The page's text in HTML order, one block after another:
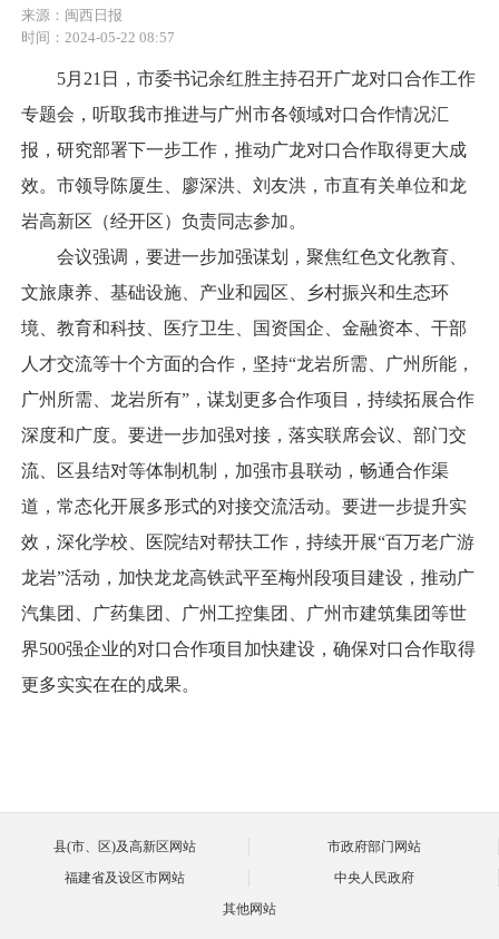
来源：闽西日报
时间：2024-05-22 08:57
5月21日，市委书记余红胜主持召开广龙对口合作工作
专题会，听取我市推进与广州市各领域对口合作情况汇
报，研究部署下一步工作，推动广龙对口合作取得更大成
效。市领导陈厦生、廖深洪、刘友洪，市直有关单位和龙
岩高新区（经开区）负责同志参加。
会议强调，要进一步加强谋划，聚焦红色文化教育、
文旅康养、基础设施、产业和园区、乡村振兴和生态环
境、教育和科技、医疗卫生、国资国企、金融资本、干部
人才交流等十个方面的合作，坚持“龙岩所需、广州所能，
广州所需、龙岩所有”，谋划更多合作项目，持续拓展合作
深度和广度。要进一步加强对接，落实联席会议、部门交
流、区县结对等体制机制，加强市县联动，畅通合作渠
道，常态化开展多形式的对接交流活动。要进一步提升实
效，深化学校、医院结对帮扶工作，持续开展“百万老广游
龙岩”活动，加快龙龙高铁武平至梅州段项目建设，推动广
汽集团、广药集团、广州工控集团、广州市建筑集团等世
界500强企业的对口合作项目加快建设，确保对口合作取得
更多实实在在的成果。
县(市、区)及高新区网站
市政府部门网站
福建省及设区市网站
中央人民政府
其他网站